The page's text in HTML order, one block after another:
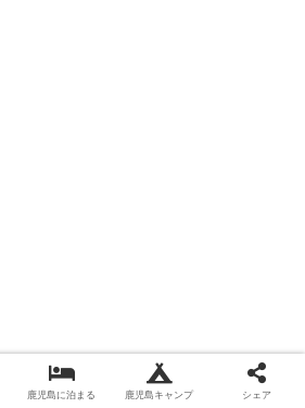
鹿児島に泊まる 鹿児島キャンプ シェア